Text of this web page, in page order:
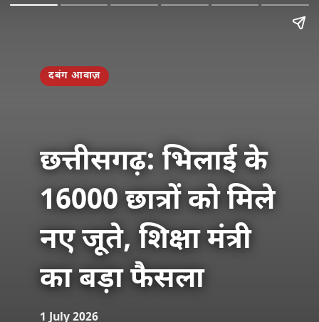
दबंग आवाज़
छत्तीसगढ़: भिलाई के
16000 छात्रों को मिले
नए जूते, शिक्षा मंत्री
का बड़ा फैसला
1 July 2026